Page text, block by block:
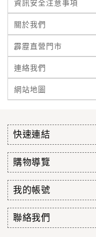
資訊安全注意事項
關於我們
霹靂直營門市
連絡我們
網站地圖
快速連結
購物導覽
我的帳號
聯絡我們